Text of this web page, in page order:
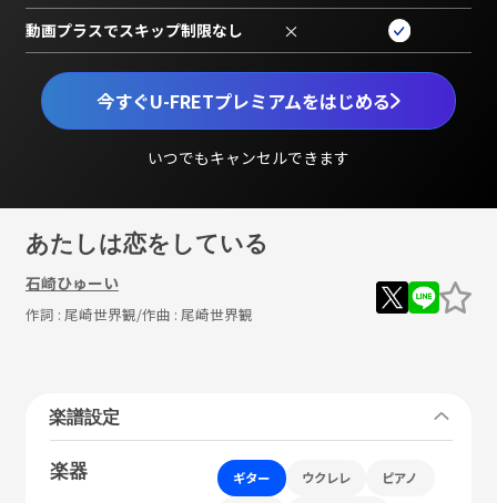
今すぐU-FRETプレミアムをはじめる
いつでもキャンセルできます
動画プラスでスキップ制限なし ×
あたしは恋をしている
石崎ひゅーい
作詞 : 尾崎世界観/作曲 : 尾崎世界観
楽譜設定
楽器 ギター ウクレレ ピアノ